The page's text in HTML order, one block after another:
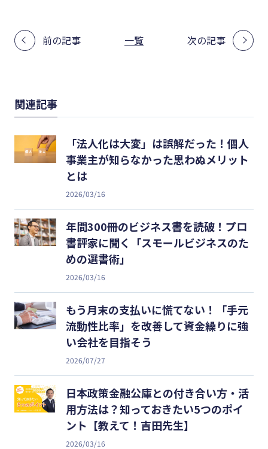
前の記事 一覧 次の記事
関連記事
「法人化は大変」は誤解だった！個人
事業主が知らなかった思わぬメリット
とは
2026/03/16
年間300冊のビジネス書を読破！プロ
書評家に聞く「スモールビジネスのた
めの選書術」
2026/03/16
もう月末の支払いに慌てない！「手元
流動性比率」を改善して資金繰りに強
い会社を目指そう
2026/07/27
日本政策金融公庫との付き合い方・活
用方法は？知っておきたい5つのポイ
ント【教えて！吉田先生】
2026/03/16